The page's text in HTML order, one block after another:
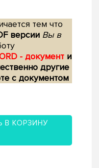
тем что
версии Вы в
- документ и
другие
с документом
В КОРЗИНУ